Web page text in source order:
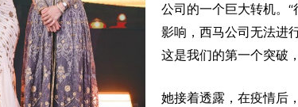
公司的一个巨大转机。
影响，西马公司无法进
这是我们的第一个突破
她接着透露，在疫情后